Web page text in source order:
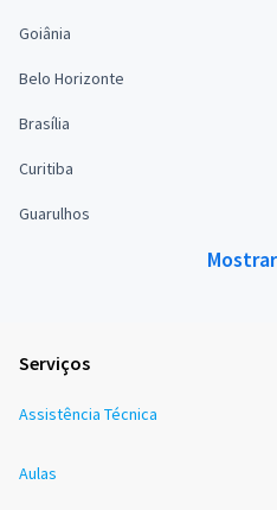
Goiânia
Belo Horizonte
Brasília
Curitiba
Guarulhos
Serviços
Assistência Técnica
Aulas